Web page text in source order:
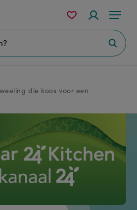
Menu
Mijn
bewaarde
die koos voor een